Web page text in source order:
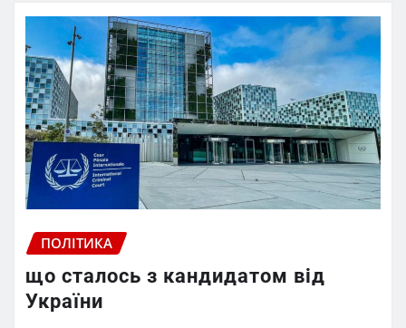
ПОЛІТИКА
що сталось з кандидатом від
України